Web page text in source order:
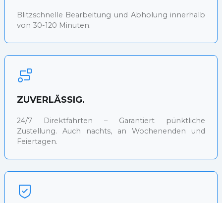
ZUVERLÄSSIG.
24/7 Direktfahrten – Garantiert pünktliche
Zustellung. Auch nachts, an Wochenenden und
Feiertagen.
Blitzschnelle Bearbeitung und Abholung innerhalb
von 30-120 Minuten.